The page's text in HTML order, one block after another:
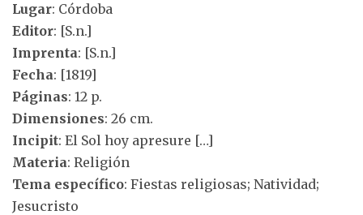
Lugar: Córdoba
Editor: [S.n.]
Imprenta: [S.n.]
Fecha: [1819]
Páginas: 12 p.
Dimensiones: 26 cm.
Incipit: El Sol hoy apresure […]
Materia: Religión
Tema específico: Fiestas religiosas; Natividad;
Jesucristo